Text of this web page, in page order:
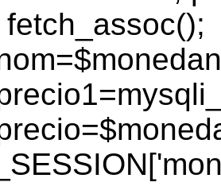
fetch_assoc();